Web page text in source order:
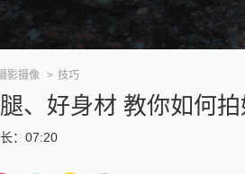
影摄像 技巧
、好身材 教你如何
：07:20